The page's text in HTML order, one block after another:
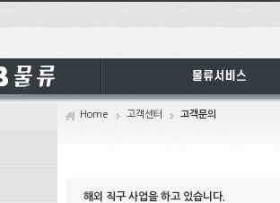
Home 고객센터 고객문의
해외 직구 사업을 하고 있습니다.
Sketchbook5,
Sketchbook5,
Sketchbook5,
Sketchbook5,